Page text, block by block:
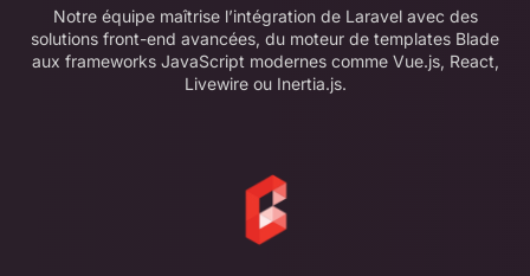
Notre équipe maîtrise l’intégration de Laravel avec des
solutions front-end avancées, du moteur de templates Blade
aux frameworks JavaScript modernes comme Vue.js, React,
Livewire ou Inertia.js.